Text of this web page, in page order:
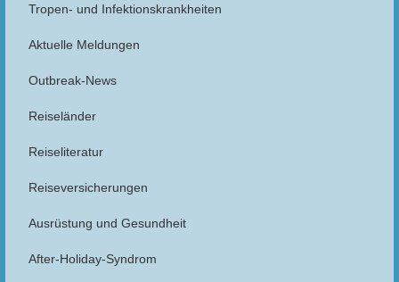
Tropen- und Infektionskrankheiten
Aktuelle Meldungen
Outbreak-News
Reiseländer
Reiseliteratur
Reiseversicherungen
Ausrüstung und Gesundheit
After-Holiday-Syndrom